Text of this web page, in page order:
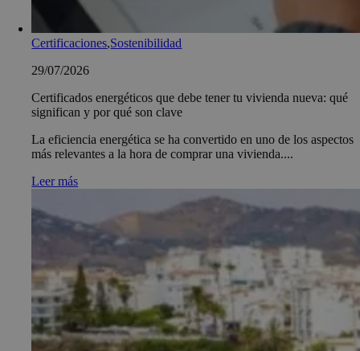
Certificaciones,Sostenibilidad
29/07/2026
Certificados energéticos que debe tener tu vivienda nueva: qué
significan y por qué son clave
La eficiencia energética se ha convertido en uno de los aspectos
más relevantes a la hora de comprar una vivienda....
Leer más